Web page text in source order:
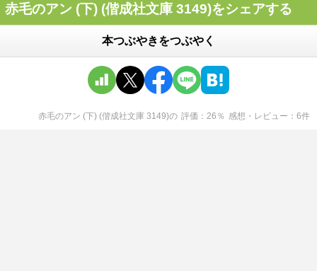
赤毛のアン (下) (偕成社文庫 3149)をシェアする
本つぶやきをつぶやく
赤毛のアン (下) (偕成社文庫 3149)の 評価 26 ％ 感想・レビュー 6件